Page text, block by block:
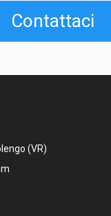
Contattaci
(VR)